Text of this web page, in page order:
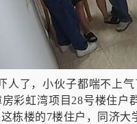
人了，小伙子都喘不上
房彩虹湾项目28号楼住
栋楼的7楼住户，同济